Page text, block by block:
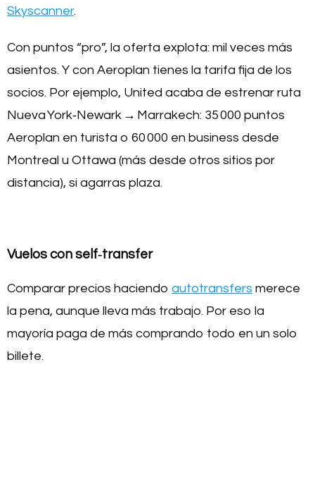
Skyscanner.
Con puntos “pro”, la oferta explota: mil veces más
asientos. Y con Aeroplan tienes la tarifa fija de los
socios. Por ejemplo, United acaba de estrenar ruta
Nueva York‑Newark → Marrakech: 35 000 puntos
Aeroplan en turista o 60 000 en business desde
Montreal u Ottawa (más desde otros sitios por
distancia), si agarras plaza.
Vuelos con self‑transfer
Comparar precios haciendo autotransfers merece
la pena, aunque lleva más trabajo. Por eso la
mayoría paga de más comprando todo en un solo
billete.